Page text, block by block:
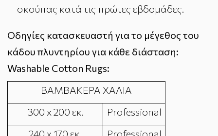
σκούπας κατά τις πρώτες εβδομάδες.
Οδηγίες κατασκευαστή για το μέγεθος του
κάδου πλυντηρίου για κάθε διάσταση:
Washable Cotton Rugs:
ΒΑΜΒΑΚΕΡΑ ΧΑΛΙΑ
300 x 200 εκ.
Professional
240 x 170 εκ.
Professional